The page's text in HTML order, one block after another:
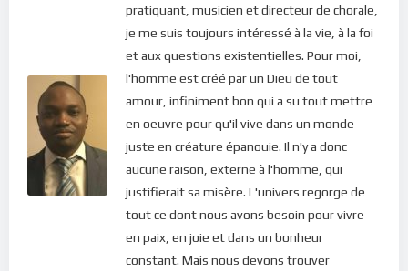
reprises dans sa lettre aux Phillipiens : “J’ai éprouvé une
grande joie dans le Seigneur” (Philippiens 4, 10); ou encore :
Recevez-le donc dans le Seigneur avec une joie entière”
(Philippiens 2, 29). Mais alors, si la véritable joie procède du
Seigneur, comment peut-on l’obtenir ?
En ce monde, dans notre condition corporelle, il est difficile
d’expérimenter la vraie joie divine. Néanmoins, la Bible relate
la joie qu’ont ressentie les apôtres remplis du Saint-Esprit à la
Pentecôte (Actes 13, 52). En outre, rendant témoignage au
Christ, Pierre cite le roi David en ces termes : “Tu m’as fait
connaître les sentiers de la vie, Tu me rempliras de joie par ta
pratiquant, musicien et directeur de chorale,
je me suis toujours intéressé à la vie, à la foi
et aux questions existentielles. Pour moi,
l'homme est créé par un Dieu de tout
amour, infiniment bon qui a su tout mettre
en oeuvre pour qu'il vive dans un monde
juste en créature épanouie. Il n'y a donc
aucune raison, externe à l'homme, qui
justifierait sa misère. L'univers regorge de
tout ce dont nous avons besoin pour vivre
en paix, en joie et dans un bonheur
constant. Mais nous devons trouver